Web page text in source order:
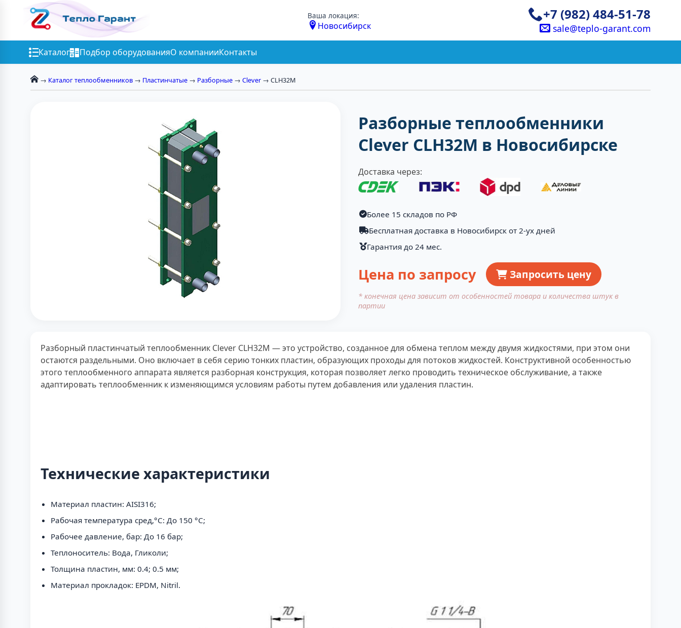
Ваша локация:
Новосибирск
+7 (982) 484-51-78
sale@teplo-garant.com
Каталог Подбор оборудованияО компанииКонтакты
→ Каталог теплообменников → Пластинчатые → Разборные → Clever → CLH32M
Разборные теплообменники
Clever CLH32M в Новосибирске
Доставка через:
Более 15 складов по РФ
Бесплатная доставка в Новосибирск от 2-ух дней
Гарантия до 24 мес.
Цена по запросу Запросить цену
* конечная цена зависит от особенностей товара и количества штук в
партии
Разборный пластинчатый теплообменник Clever CLH32M — это устройство, созданное для обмена теплом между двумя жидкостями, при этом они
остаются раздельными. Оно включает в себя серию тонких пластин, образующих проходы для потоков жидкостей. Конструктивной особенностью
этого теплообменного аппарата является разборная конструкция, которая позволяет легко проводить техническое обслуживание, а также
адаптировать теплообменник к изменяющимся условиям работы путем добавления или удаления пластин.
Технические характеристики
Материал пластин: AISI316;
Рабочая температура сред,°С: До 150 °С;
Рабочее давление, бар: До 16 бар;
Теплоноситель: Вода, Гликоли;
Толщина пластин, мм: 0.4; 0.5 мм;
Материал прокладок: EPDM, Nitril.